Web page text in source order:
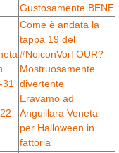
Gustosamente BENE
Come è andata la
tappa 19 del
#NoiconVoiTOUR?
Mostruosamente
divertente
Eravamo ad
Anguillara Veneta
per Halloween in
fattoria